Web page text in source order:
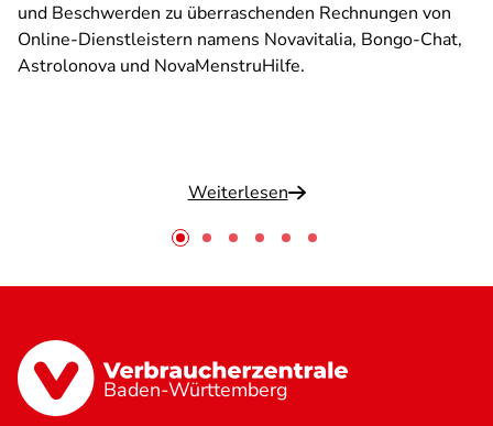
und Beschwerden zu überraschenden Rechnungen von
Online-Dienstleistern namens Novavitalia, Bongo-Chat,
Astrolonova und NovaMenstruHilfe.
Weiterlesen
Baden-Württemberg